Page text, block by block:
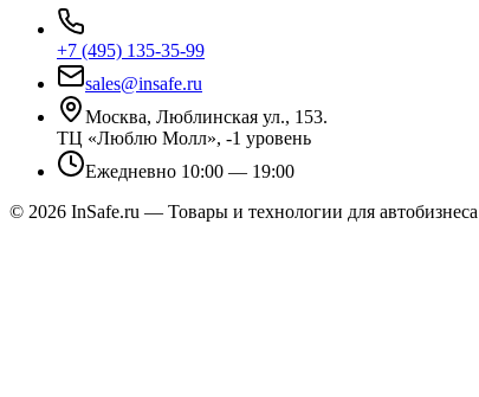
+7 (495) 135-35-99
sales@insafe.ru
Москва, Люблинская ул., 153.
ТЦ «Люблю Молл», -1 уровень
Ежедневно 10:00 — 19:00
© 2026 InSafe.ru — Товары и технологии для автобизнеса